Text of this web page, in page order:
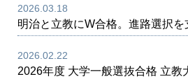
2026.03.18
明治と立教にW合格。進路選択を
2026.02.22
2026年度 大学一般選抜合格 立教